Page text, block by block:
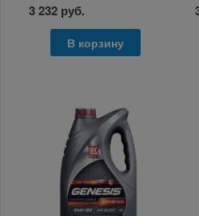
3 232 руб.
В корзину